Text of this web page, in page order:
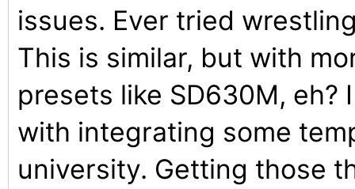
issues. Ever tried
This is similar, but with
presets like SD630M, eh?
with integrating some
university. Getting those